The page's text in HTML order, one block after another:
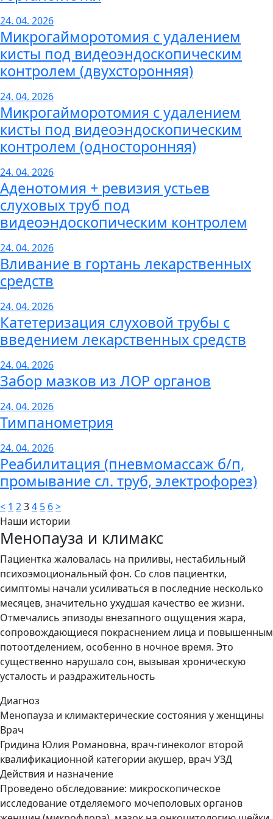
24. 04. 2026
Микрогайморотомия с удалением
кисты под видеоэндоскопическим
контролем (двухсторонняя)
24. 04. 2026
Микрогайморотомия с удалением
кисты под видеоэндоскопическим
контролем (односторонняя)
24. 04. 2026
Аденотомия + ревизия устьев
слуховых труб под
видеоэндоскопическим контролем
24. 04. 2026
Вливание в гортань лекарственных
средств
24. 04. 2026
Катетеризация слуховой трубы с
введением лекарственных средств
24. 04. 2026
Забор мазков из ЛОР органов
24. 04. 2026
Тимпанометрия
24. 04. 2026
Реабилитация (пневмомассаж б/п,
промывание сл. труб, электрофорез)
< 1 234 5 6>
Наши истории
Менопауза и климакс
Пациентка жаловалась на приливы, нестабильный
психоэмоциональный фон. Со слов пациентки,
симптомы начали усиливаться в последние несколько
месяцев, значительно ухудшая качество ее жизни.
Отмечались эпизоды внезапного ощущения жара,
сопровождающиеся покраснением лица и повышенным
потоотделением, особенно в ночное время. Это
существенно нарушало сон, вызывая хроническую
усталость и раздражительность
Диагноз
Менопауза и климактерические состояния у женщины
Врач
Гридина Юлия Романовна, врач-гинеколог второй
квалификационной категории акушер, врач УЗД
Действия и назначение
Проведено обследование: микроскопическое
исследование отделяемого мочеполовых органов